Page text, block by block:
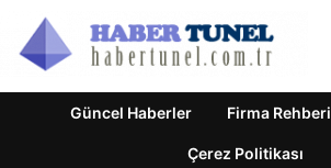
Güncel Haberler Firma Rehberi
Çerez Politikası